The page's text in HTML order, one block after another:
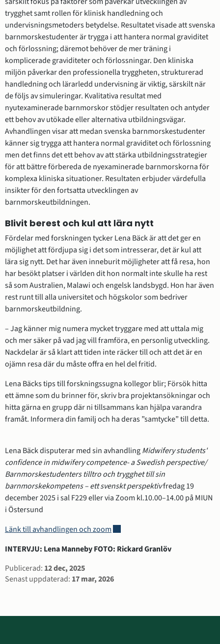
trygghet samt rollen för klinisk handledning och
undervisningsmetoders betydelse. Resultatet visade att svenska
barnmorskestudenter är trygga i att hantera normal graviditet
och förlossning; däremot behöver de mer träning i
komplicerade graviditeter och förlossningar. Den kliniska
miljön påverkar den professionella tryggheten, strukturerad
handledning och lärarledd undervisning är viktig, särskilt när
de följs av simuleringar. Kvalitativa resultat med
nyutexaminerade barnmorskor stödjer resultaten och antyder
ett behov av utökade eller alternativa utbildningsvägar.
Avhandlingen visar att medan svenska barnmorskestudenter
känner sig trygga att hantera normal graviditet och förlossning
men det finns det ett behov av att stärka utbildningsstrategier
för att bättre förbereda de nyexaminerade barnmorskorna för
komplexa kliniska situationer. Resultaten erbjuder värdefulla
insikter för den fortsatta utvecklingen av
barnmorskeutbildningen.
Blivit berest och kul att lära nytt
Fördelar med forskningen tycker Lena Bäck är att det ger en
möjlighet att fördjupa sig i det som intresserar, det är kul att
lära sig nytt. Det har även inneburit möjligheter att få resa, hon
har besökt platser i världen dit hon normalt inte skulle ha rest
så som Australien, Malawi och engelsk landsbygd. Hon har även
rest runt till alla universitet och högskolor som bedriver
barnmorskeutbildning.
– Jag känner mig numera mycket tryggare med att uttala mig
och mer säker på vad jag vill framföra, en personlig utveckling.
Nackdelar är så klart att tiden inte räcker till och att det är en
ojämn resa där du måste offra en hel del fritid.
Lena Bäcks tips till forskningssugna kollegor blir; Försök hitta
ett ämne som du brinner för, skriv bra projektansökningar och
hitta gärna en grupp där ni tillsammans kan hjälpa varandra
framåt. Informera din familj och ha deras ”samtycke” till detta.
Lena Bäck disputerar med sin avhandlingMidwifery students'
confidence in midwifery competence- a Swedish perspective/
Barnmorskestudenters tilltro och trygghet till sin
barnmorskekompetens – ett svenskt perspektiv fredag 19
december 2025 i sal F229 eller via Zoom kl.10.00–14.00 på MIUN
i Östersund
Länk till avhandlingen och zoom
INTERVJU: Lena Manneby FOTO: Rickard Granlöv
Sidinformation
Publicerad: 12 dec, 2025
Senast uppdaterad: 17 mar, 2026